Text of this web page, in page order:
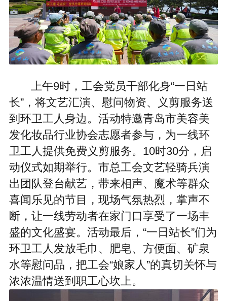
上午9时，工会党员干部化身“一日站
长”，将文艺汇演、慰问物资、义剪服务送
到环卫工人身边。活动特邀青岛市美容美
发化妆品行业协会志愿者参与，为一线环
卫工人提供免费义剪服务。10时30分，启
动仪式如期举行。市总工会文艺轻骑兵演
出团队登台献艺，带来相声、魔术等群众
喜闻乐见的节目，现场气氛热烈，掌声不
断，让一线劳动者在家门口享受了一场丰
盛的文化盛宴。活动最后，“一日站长”们为
环卫工人发放毛巾、肥皂、方便面、矿泉
水等慰问品，把工会“娘家人”的真切关怀与
浓浓温情送到职工心坎上。